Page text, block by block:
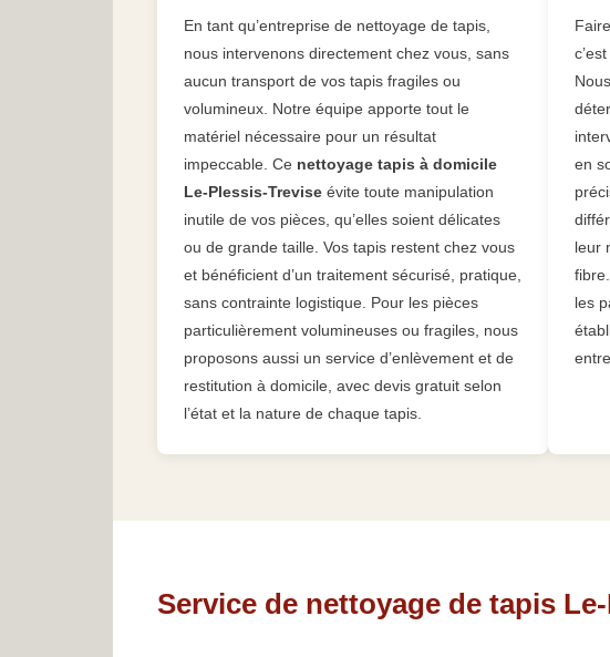
En tant qu’entreprise de nettoyage de tapis,
nous intervenons directement chez vous, sans
aucun transport de vos tapis fragiles ou
volumineux. Notre équipe apporte tout le
matériel nécessaire pour un résultat
impeccable. Ce nettoyage tapis à domicile
Le-Plessis-Trevise évite toute manipulation
inutile de vos pièces, qu’elles soient délicates
ou de grande taille. Vos tapis restent chez vous
et bénéficient d’un traitement sécurisé, pratique,
sans contrainte logistique. Pour les pièces
particulièrement volumineuses ou fragiles, nous
proposons aussi un service d’enlèvement et de
restitution à domicile, avec devis gratuit selon
l’état et la nature de chaque tapis.
en
leur
les
Service de nettoyage de tapis